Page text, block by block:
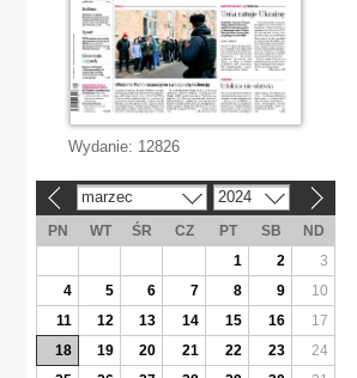
Wydanie: 12826
marzec 2024
PN WT ŚR CZ PT SB
ND
1
2
3
4
5 6 7 8 9
10
11
12 13 14 15 16
17
18
19 20 21 22 23
24